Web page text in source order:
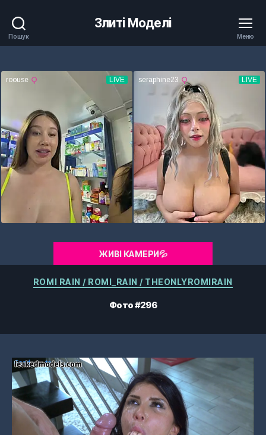
Пошук
Злиті Моделі
Меню
ЖИВІ КАМЕРИ💦
Категорії
ROMI RAIN / ROMI_RAIN / THEONLYROMIRAIN
Фото #296